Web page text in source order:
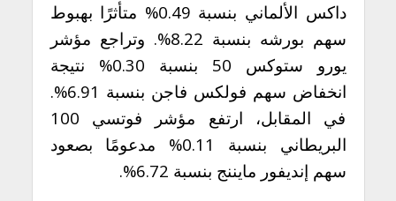
داكس الألماني بنسبة 0.49% متأثرًا بهبوط
سهم بورشه بنسبة 8.22%. وتراجع مؤشر
يورو ستوكس 50 بنسبة 0.30% نتيجة
انخفاض سهم فولكس فاجن بنسبة 6.91%.
في المقابل، ارتفع مؤشر فوتسي 100
البريطاني بنسبة 0.11% مدعومًا بصعود
سهم إنديفور مايننج بنسبة 6.72%.